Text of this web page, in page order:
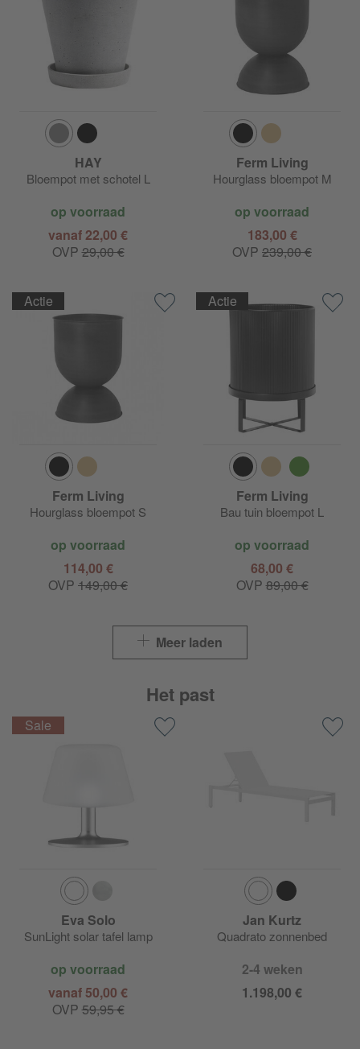
HAY
Bloempot met schotel L
op voorraad
vanaf 22,00 €
OVP29,00 €
Ferm Living
Hourglass bloempot M
op voorraad
183,00 €
OVP 239,00 €
Actie
Ferm Living
Hourglass bloempot S
op voorraad
114,00 €
OVP 149,00 €
Actie
Ferm Living
Bau tuin bloempot L
op voorraad
68,00 €
OVP89,00 €
Meer laden
Het past
Eva Solo
SunLight solar tafel lamp
op voorraad
vanaf 50,00 €
OVP59,95 €
Jan Kurtz
Quadrato zonnenbed
2-4 weken
1.198,00 €